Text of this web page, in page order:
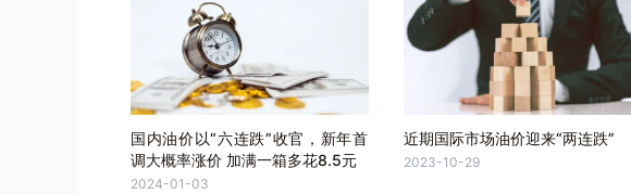
国内油价以“六连跌”收官，新年首
调大概率涨价 加满一箱多花8.5元
2024-01-03
近期国际市场油价迎来“两连跌”
2023-10-29